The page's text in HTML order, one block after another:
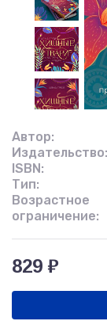
Автор:
Издательство:
ISBN:
Тип:
Возрастное
ограничение:
829 ₽